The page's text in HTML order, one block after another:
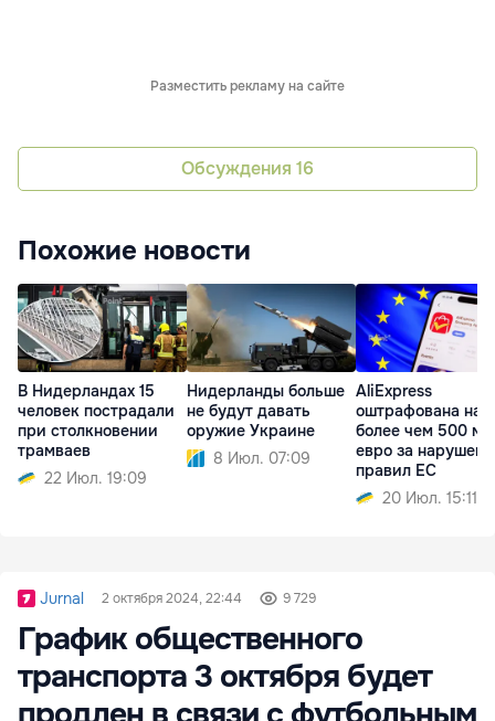
Разместить рекламу на сайте
Обсуждения 16
Похожие новости
В Нидерландах 15
человек пострадали
при столкновении
трамваев
22 Июл. 19:09
Нидерланды больше
не будут давать
оружие Украине
8 Июл. 07:09
AliExpress
оштрафована на
более чем 500
евро за
правил ЕС
20 Июл. 15:11
Jurnal 2 октября 2024, 22:44 9 729
График общественного
транспорта 3 октября будет